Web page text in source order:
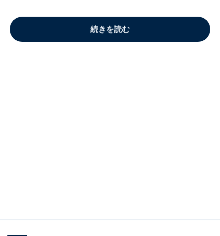
続きを読む